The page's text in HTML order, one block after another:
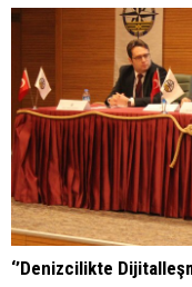
‘’Denizcilikte